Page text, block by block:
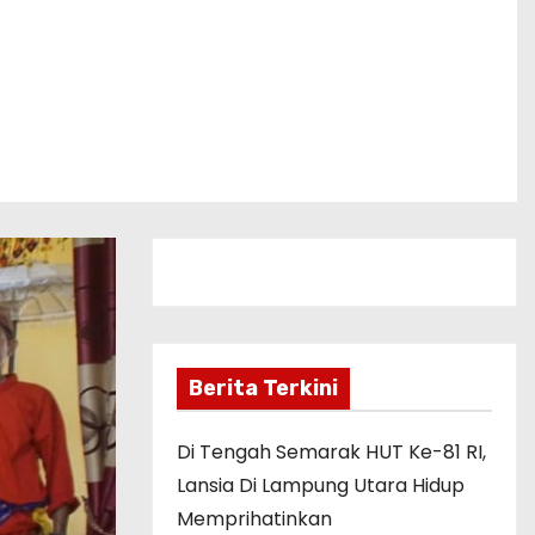
Berita Terkini
Di Tengah Semarak HUT Ke-81 RI,
Lansia Di Lampung Utara Hidup
Memprihatinkan